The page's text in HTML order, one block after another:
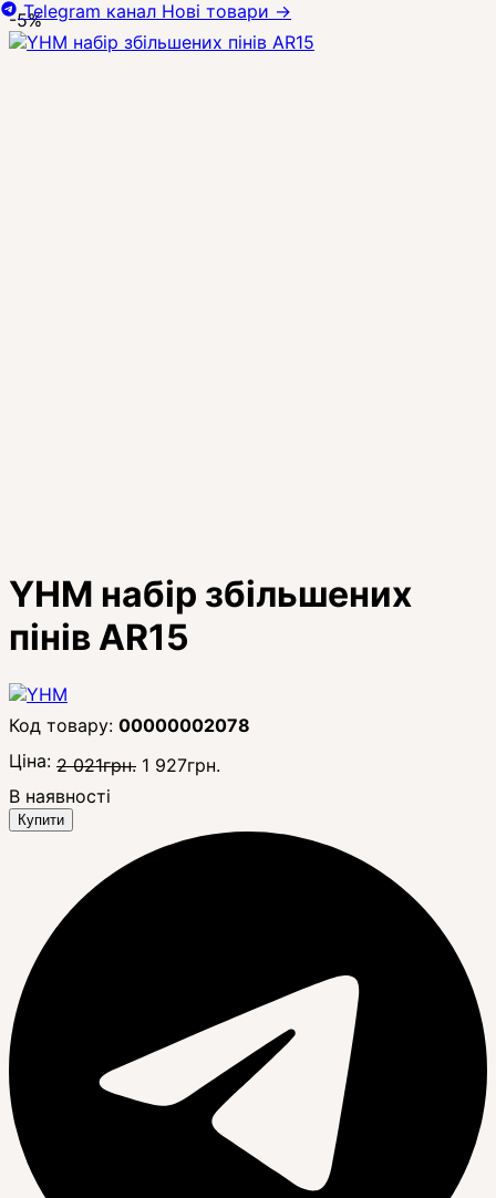
-5%
YHM набір збільшених
пінів AR15
00000002078
Ціна: 2 021грн. 1 927грн.
В наявності
Купити
Telegram канал Нові товари →